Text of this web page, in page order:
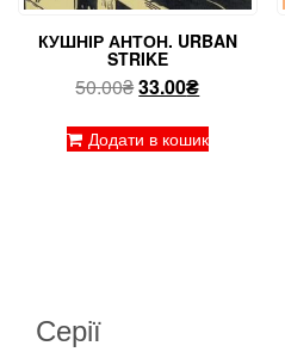
КУШНІР АНТОН. URBAN
STRIKE
50.00₴Оригінальна
50.00₴.
33.00₴Поточна
33.00₴.
Додати в кошик
Серії